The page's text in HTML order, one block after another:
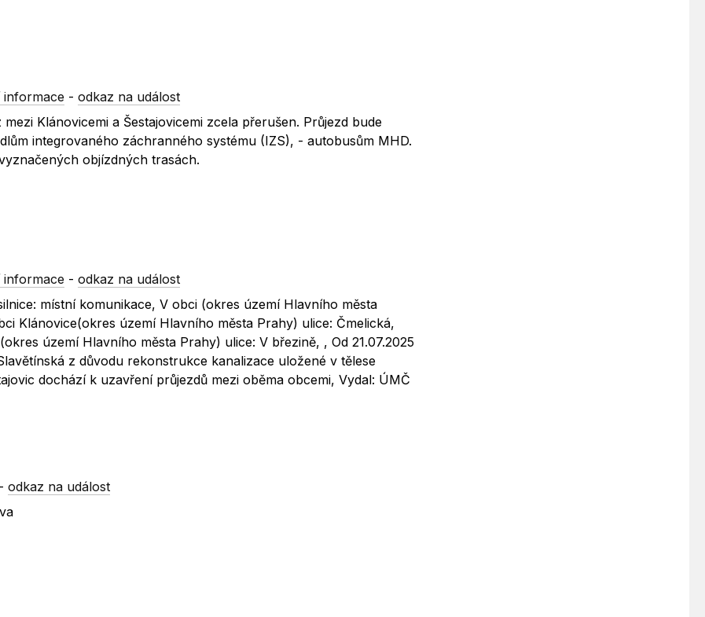
-odkaz na událost
Klánovicemi a Šestajovicemi zcela přerušen. Průjezd bude
integrovaného záchranného systému (IZS), - autobusům MHD.
objízdných trasách.
-odkaz na událost
místní komunikace, V obci (okres území Hlavního města
Klánovice(okres území Hlavního města Prahy) ulice: Čmelická,
území Hlavního města Prahy) ulice: V březině, , Od 21.07.2025
z důvodu rekonstrukce kanalizace uložené v tělese
dochází k uzavření průjezdů mezi oběma obcemi, Vydal: ÚMČ
-odkaz na událost